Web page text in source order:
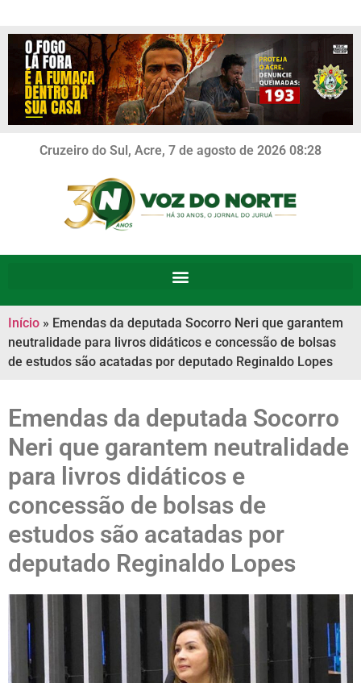
Cruzeiro do Sul, Acre, 7 de agosto de 2026 08:28
Início » Emendas da deputada Socorro Neri que garantem
neutralidade para livros didáticos e concessão de bolsas
de estudos são acatadas por deputado Reginaldo Lopes
Emendas da deputada Socorro
Neri que garantem neutralidade
para livros didáticos e
concessão de bolsas de
estudos são acatadas por
deputado Reginaldo Lopes